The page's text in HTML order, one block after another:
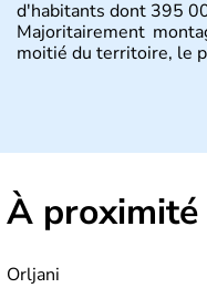
d'habitants dont 395
Majoritairement
moitié du territoire, le
À proximité
Orljani